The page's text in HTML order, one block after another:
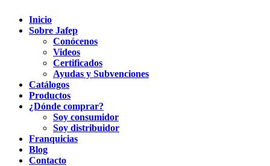
Inicio
Sobre Jafep
Conócenos
Videos
Certificados
Ayudas y Subvenciones
Catálogos
Productos
¿Dónde comprar?
Soy consumidor
Soy distribuidor
Franquicias
Blog
Contacto